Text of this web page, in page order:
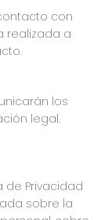
con
realizada a
los
legal.
de Privacidad
sobre la